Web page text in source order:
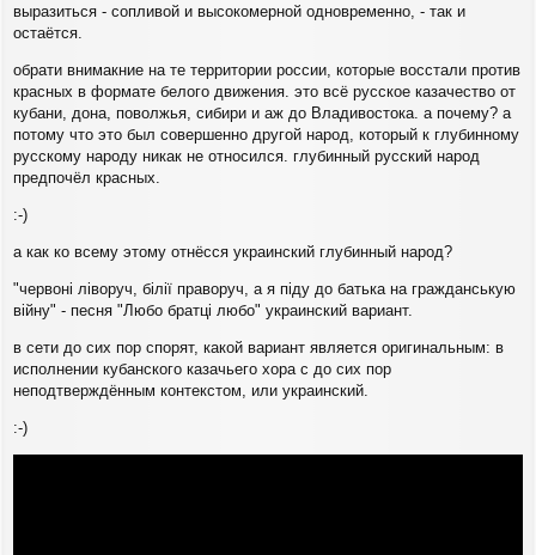
выразиться - сопливой и высокомерной одновременно, - так и
остаётся.
обрати внимакние на те территории россии, которые восстали против
красных в формате белого движения. это всё русское казачество от
кубани, дона, поволжья, сибири и аж до Владивостока. а почему? а
потому что это был совершенно другой народ, который к глубинному
русскому народу никак не относился. глубинный русский народ
предпочёл красных.
:-)
а как ко всему этому отнёсся украинский глубинный народ?
"червоні ліворуч, білії праворуч, а я піду до батька на гражданськую
війну" - песня "Любо братці любо" украинский вариант.
в сети до сих пор спорят, какой вариант является оригинальным: в
исполнении кубанского казачьего хора с до сих пор
неподтверждённым контекстом, или украинский.
:-)